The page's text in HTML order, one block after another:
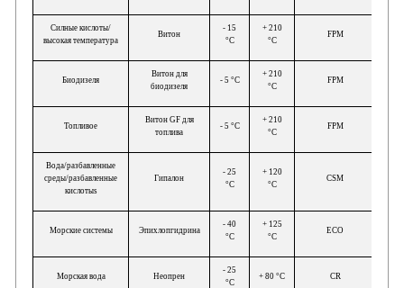
Силные кислоты/
высокая температура
Витон
- 15
°C
+ 210
°C
FPM
Биодизеля
Витон для
биодизеля
- 5 °C
+ 210
°C
FPM
Топливоe
Витон GF для
топлива
- 5 °C
+ 210
°C
FPM
Вода/разбавленные
среды/разбавленные
кислотыs
Гипалон
- 25
°C
+ 120
°C
CSM
Морские системы Эпихлопгидрина
- 40
°C
+ 125
°C
ECO
Морская вода Неопрен
- 25
°C
+ 80 °C CR